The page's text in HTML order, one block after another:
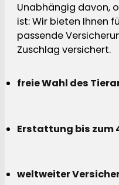
Unabhängig davon,
ist: Wir bieten Ihnen
passende
Zuschlag versichert.
freie Wahl des
Erstattung bis zum
weltweiter